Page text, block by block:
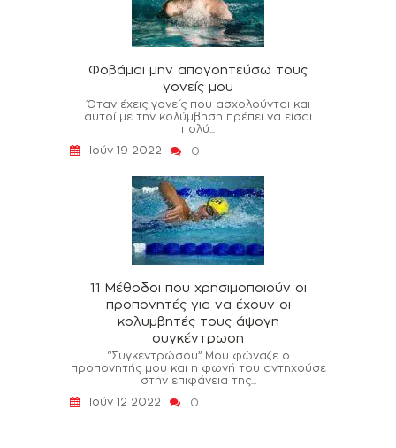
Φοβάμαι μην απογοητεύσω τους
γονείς μου
Όταν έχεις γονείς που ασχολούνται και
αυτοί με την κολύμβηση πρέπει να είσαι
πολύ...
Ιούν 19 2022
0
11 Μέθοδοι που χρησιμοποιούν οι
προπονητές για να έχουν οι
κολυμβητές τους άψογη
συγκέντρωση
‘’Συγκεντρώσου’’ Μου φώναζε ο
προπονητής μου και η φωνή του αντηχούσε
στην επιφάνεια της...
Ιούν 12 2022
0